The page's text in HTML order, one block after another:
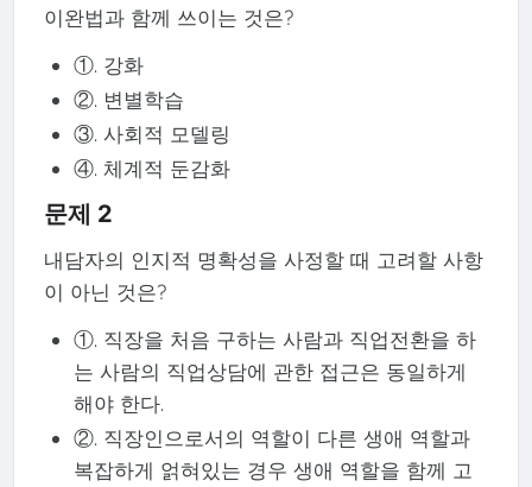
이완법과 함께 쓰이는 것은?
①. 강화
②. 변별학습
③. 사회적 모델링
④. 체계적 둔감화
문제 2
내담자의 인지적 명확성을 사정할 때 고려할 사항
이 아닌 것은?
①. 직장을 처음 구하는 사람과 직업전환을 하
는 사람의 직업상담에 관한 접근은 동일하게
해야 한다.
②. 직장인으로서의 역할이 다른 생애 역할과
복잡하게 얽혀있는 경우 생애 역할을 함께 고